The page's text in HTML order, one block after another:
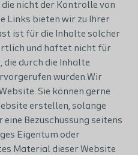
nicht der Kontrolle von
Links bieten wir zu Ihrer
ist für die Inhalte solcher
und haftet nicht für
die durch die Inhalte
wurden.Wir
Sie können gerne
erstellen, solange
Bezuschussung seitens
Eigentum oder
Material dieser Website